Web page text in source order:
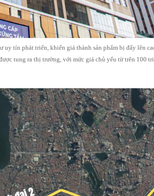
uy tín phát triển, khiến giá thành sản phẩm bị đẩy lên
tung ra thị trường, với mức giá chủ yếu từ trên 100